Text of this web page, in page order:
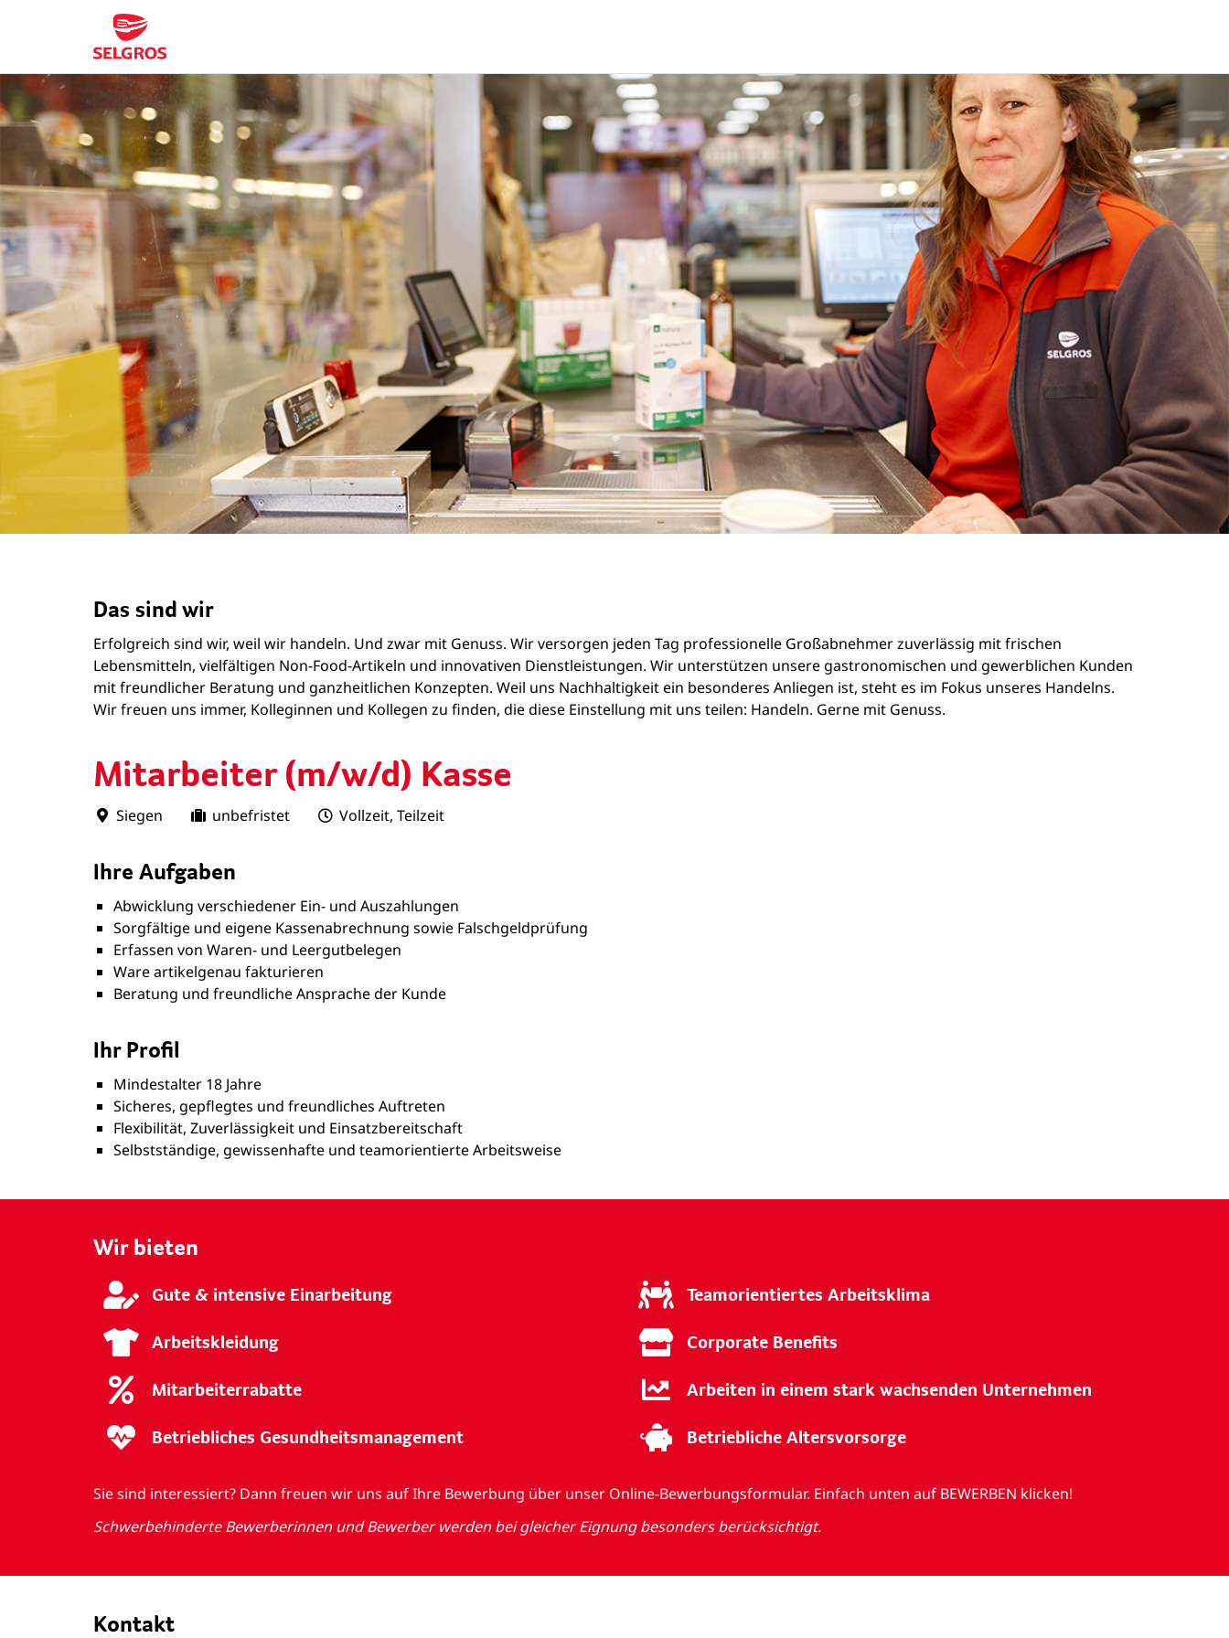
Mitarbeiter (m/w/d) Kasse
Siegen unbefristet Vollzeit, Teilzeit
Das sind wir
Erfolgreich sind wir, weil wir handeln. Und zwar mit Genuss. Wir versorgen jeden Tag professionelle Großabnehmer zuverlässig mit frischen
Lebensmitteln, vielfältigen Non-Food-Artikeln und innovativen Dienstleistungen. Wir unterstützen unsere gastronomischen und gewerblichen Kunden
mit freundlicher Beratung und ganzheitlichen Konzepten. Weil uns Nachhaltigkeit ein besonderes Anliegen ist, steht es im Fokus unseres Handelns.
Wir freuen uns immer, Kolleginnen und Kollegen zu finden, die diese Einstellung mit uns teilen: Handeln. Gerne mit Genuss.
Ihre Aufgaben
Abwicklung verschiedener Ein- und Auszahlungen
Sorgfältige und eigene Kassenabrechnung sowie Falschgeldprüfung
Erfassen von Waren- und Leergutbelegen
Ware artikelgenau fakturieren
Beratung und freundliche Ansprache der Kunde
Ihr Profil
Mindestalter 18 Jahre
Sicheres, gepflegtes und freundliches Auftreten
Flexibilität, Zuverlässigkeit und Einsatzbereitschaft
Selbstständige, gewissenhafte und teamorientierte Arbeitsweise
Wir bieten
Gute & intensive Einarbeitung Teamorientiertes Arbeitsklima
Arbeitskleidung Corporate Benefits
Mitarbeiterrabatte Arbeiten in einem stark wachsenden Unternehmen
Betriebliches Gesundheitsmanagement Betriebliche Altersvorsorge
Sie sind interessiert? Dann freuen wir uns auf Ihre Bewerbung über unser Online-Bewerbungsformular. Einfach unten auf BEWERBEN klicken!
Schwerbehinderte Bewerberinnen und Bewerber werden bei gleicher Eignung besonders berücksichtigt.
Kontakt